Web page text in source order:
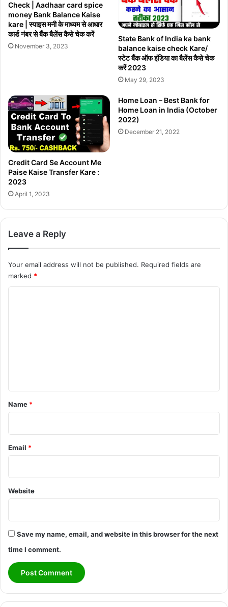
Check | Aadhaar card spice
money Bank Balance Kaise
kare | स्पाइस मनी के माध्यम से आधार
कार्ड नंबर से बैंक बैलेंस कैसे चेक करें
November 3, 2023
State Bank of India ka bank
balance kaise check Kare/
स्टेट बैंक ऑफ इंडिया का बैलेंस कैसे चेक
करें 2023
May 29, 2023
Credit Card Se Account Me
Paise Kaise Transfer Kare :
2023
April 1, 2023
Home Loan – Best Bank for
Home Loan in India (October
2022)
December 21, 2022
Leave a Reply
Your email address will not be published. Required fields are
marked *
*
Name *
Email *
Website
Save my name, email, and website in this browser for the next
time I comment.